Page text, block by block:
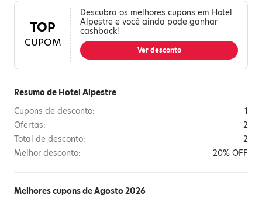
TOP
CUPOM
Descubra os melhores cupons em Hotel
Alpestre e você ainda pode ganhar
cashback!
Ver desconto
Resumo de Hotel Alpestre
Cupons de desconto:
1
Ofertas:
2
Total de desconto:
2
Melhor desconto:
20% OFF
Melhores cupons de Agosto 2026